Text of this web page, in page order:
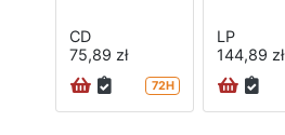
CD
75,89 zł
72H
LP
144,89 zł